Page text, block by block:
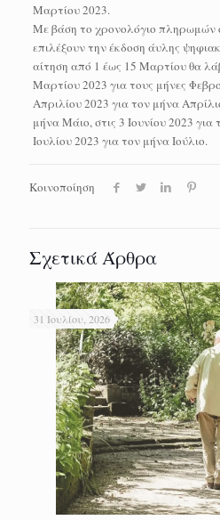
Μαρτίου 2023.
Με βάση το χρονολόγιο πληρωμών
επιλέξουν την έκδοση άυλης
αίτηση από 1 έως 15 Μαρτίου θα
Μαρτίου 2023 για τους μήνες
Απριλίου 2023 για τον μήνα
μήνα Μάιο, στις 3 Ιουνίου 2023 για
Ιουλίου 2023 για τον μήνα Ιούλιο.
Κοινοποίηση
Σχετικά Άρθρα
31 Ιουλίου, 2026